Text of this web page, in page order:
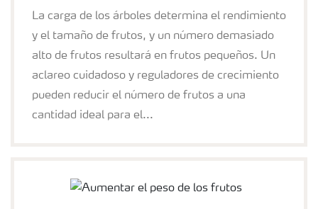
La carga de los árboles determina el rendimiento
y el tamaño de frutos, y un número demasiado
alto de frutos resultará en frutos pequeños. Un
aclareo cuidadoso y reguladores de crecimiento
pueden reducir el número de frutos a una
cantidad ideal para el...